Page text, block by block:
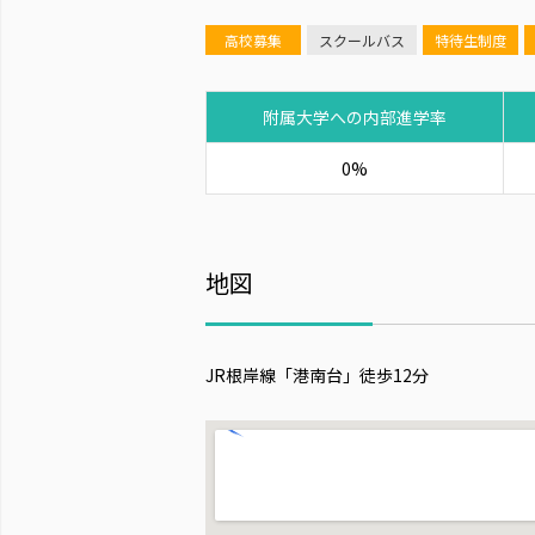
高校募集 スクールバス 特待生制度
附属大学への内部進学率
0%
地図
JR根岸線「港南台」徒歩12分